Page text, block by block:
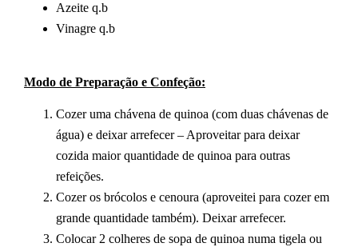
Azeite q.b
Vinagre q.b
Modo de Preparação e Confeção:
Cozer uma chávena de quinoa (com duas chávenas de
água) e deixar arrefecer – Aproveitar para deixar
cozida maior quantidade de quinoa para outras
refeições.
Cozer os brócolos e cenoura (aproveitei para cozer em
grande quantidade também). Deixar arrefecer.
Colocar 2 colheres de sopa de quinoa numa tigela ou